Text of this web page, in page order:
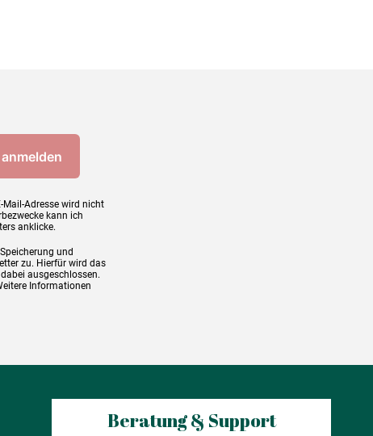
Mail-Adresse wird nicht
kann ich
anklicke.
und
zu. Hierfür wird das
ausgeschlossen.
Informationen
Beratung & Support